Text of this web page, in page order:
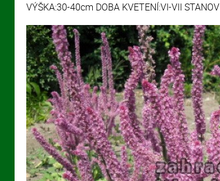
VÝŠKA:30-40cm DOBA KVETENÍ:VI-VII